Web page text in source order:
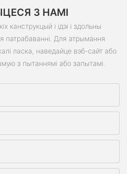
З НАМІ
канструкцый і ідэі і здольны
патрабаванні. Для атрымання
ласка, наведайце вэб-сайт або
з пытаннямі або запытамі.